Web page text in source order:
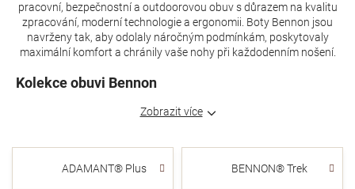
pracovní, bezpečnostní a outdoorovou obuv s důrazem na kvalitu
zpracování, moderní technologie a ergonomii. Boty Bennon jsou
navrženy tak, aby odolaly náročným podmínkám, poskytovaly
maximální komfort a chránily vaše nohy při každodenním nošení.
Kolekce obuvi Bennon
Zobrazit více
ADAMANT® Plus BENNON® Trek